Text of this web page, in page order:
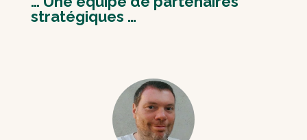
stratégiques …